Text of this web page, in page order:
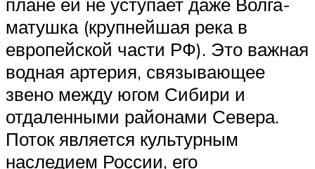
матушка (крупнейшая река в
европейской части РФ). Это важная
водная артерия, связывающее
звено между югом Сибири и
отдаленными районами Севера.
Поток является культурным
наследием России, его